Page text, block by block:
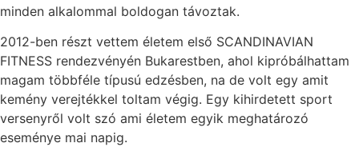
minden alkalommal boldogan távoztak.
2012-ben részt vettem életem első SCANDINAVIAN
FITNESS rendezvényén Bukarestben, ahol kipróbálhattam
magam többféle típusú edzésben, na de volt egy amit
kemény verejtékkel toltam végig. Egy kihirdetett sport
versenyről volt szó ami életem egyik meghatározó
eseménye mai napig.